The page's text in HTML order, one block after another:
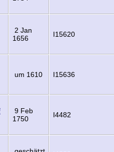
2 Jan
1656
I15620
um 1610 I15636
9 Feb
1750
I4482